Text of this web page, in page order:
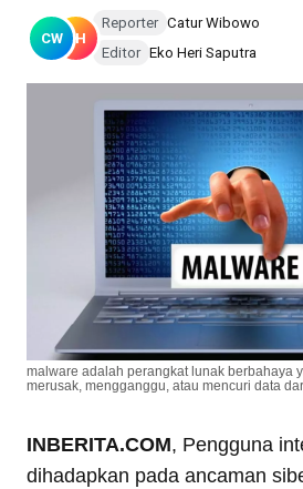
CW EH
Reporter Catur Wibowo
Editor Eko Heri Saputra
malware adalah perangkat lunak berbahaya
merusak, mengganggu, atau mencuri data
INBERITA.COM, Pengguna
dihadapkan pada ancaman